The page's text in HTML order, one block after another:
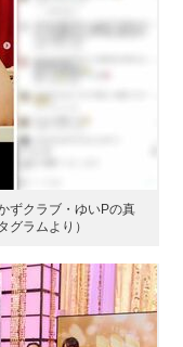
ずクラブ・ゆいPの真
グラムより）